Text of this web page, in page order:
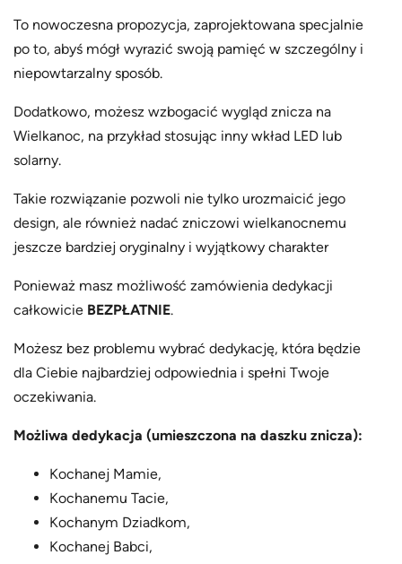
To nowoczesna propozycja, zaprojektowana specjalnie
po to, abyś mógł wyrazić swoją pamięć w szczególny i
niepowtarzalny sposób.
Dodatkowo, możesz wzbogacić wygląd znicza na
Wielkanoc, na przykład stosując inny wkład LED lub
solarny.
Takie rozwiązanie pozwoli nie tylko urozmaicić jego
design, ale również nadać zniczowi wielkanocnemu
jeszcze bardziej oryginalny i wyjątkowy charakter
Ponieważ masz możliwość zamówienia dedykacji
całkowicie BEZPŁATNIE.
Możesz bez problemu wybrać dedykację, która będzie
dla Ciebie najbardziej odpowiednia i spełni Twoje
oczekiwania.
Możliwa dedykacja (umieszczona na daszku znicza):
Kochanej Mamie,
Kochanemu Tacie,
Kochanym Dziadkom,
Kochanej Babci,